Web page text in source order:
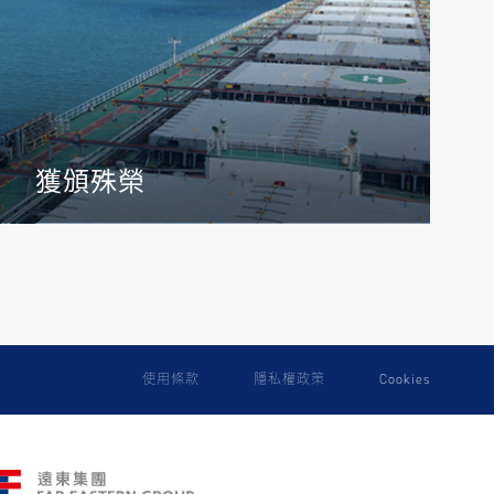
獲頒殊榮
使用條款 隱私權政策 Cookies